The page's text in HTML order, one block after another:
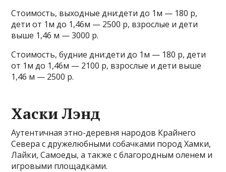
Cтоимость, выходные дни:дети до 1м — 180 р,
дети от 1м до 1,46м — 2500 р, взрослые и дети
выше 1,46 м — 3000 р.
Cтоимость, будние дни:дети до 1м — 180 р, дети
от 1м до 1,46м — 2100 р, взрослые и дети выше
1,46 м — 2500 р.
Хаски Лэнд
Аутентичная этно-деревня народов Крайнего
Севера с дружелюбными собачками пород Хамки,
Лайки, Самоеды, а также с благородным оленем и
игровыми площадками.